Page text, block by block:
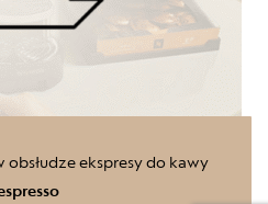
ekspresy do kawy